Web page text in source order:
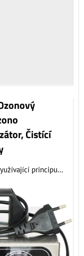
Čistící
principu...